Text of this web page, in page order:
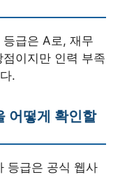
급은 A로, 재무
이지만 인력 부족
.
어떻게 확인할
등급은 공식 웹사